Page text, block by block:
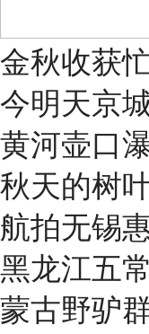
金秋收获
今明天京
黄河壶口
秋天的树
航拍无锡
黑龙江五
蒙古野驴